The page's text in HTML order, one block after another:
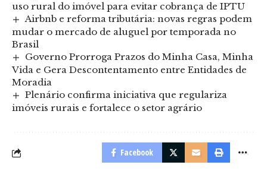
uso rural do imóvel para evitar cobrança de IPTU
Airbnb e reforma tributária: novas regras podem
mudar o mercado de aluguel por temporada no
Brasil
Governo Prorroga Prazos do Minha Casa, Minha
Vida e Gera Descontentamento entre Entidades de
Moradia
Plenário confirma iniciativa que regulariza
imóveis rurais e fortalece o setor agrário
Facebook